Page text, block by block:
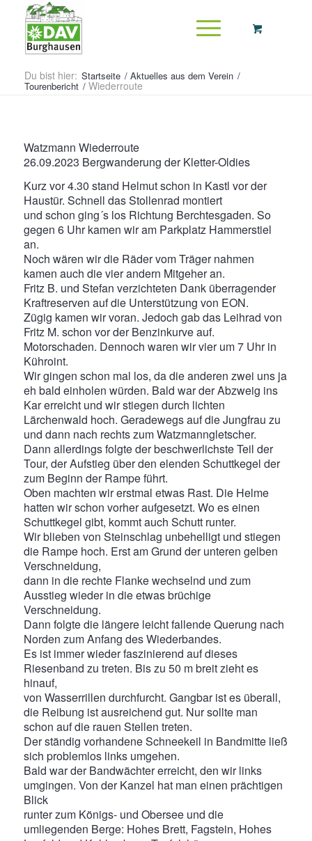
Du bist hier: Startseite / Aktuelles aus dem Verein /
Tourenbericht / Wiederroute
Watzmann Wiederroute
26.09.2023 Bergwanderung der Kletter-Oldies
Kurz vor 4.30 stand Helmut schon in Kastl vor der
Haustür. Schnell das Stollenrad montiert
und schon ging´s los Richtung Berchtesgaden. So
gegen 6 Uhr kamen wir am Parkplatz Hammerstiel
an.
Noch wären wir die Räder vom Träger nahmen
kamen auch die vier andern Mitgeher an.
Fritz B. und Stefan verzichteten Dank überragender
Kraftreserven auf die Unterstützung von EON.
Zügig kamen wir voran. Jedoch gab das Leihrad von
Fritz M. schon vor der Benzinkurve auf.
Motorschaden. Dennoch waren wir vier um 7 Uhr in
Kühroint.
Wir gingen schon mal los, da die anderen zwei uns ja
eh bald einholen würden. Bald war der Abzweig ins
Kar erreicht und wir stiegen durch lichten
Lärchenwald hoch. Geradewegs auf die Jungfrau zu
und dann nach rechts zum Watzmanngletscher.
Dann allerdings folgte der beschwerlichste Teil der
Tour, der Aufstieg über den elenden Schuttkegel der
zum Beginn der Rampe führt.
Oben machten wir erstmal etwas Rast. Die Helme
hatten wir schon vorher aufgesetzt. Wo es einen
Schuttkegel gibt, kommt auch Schutt runter.
Wir blieben von Steinschlag unbehelligt und stiegen
die Rampe hoch. Erst am Grund der unteren gelben
Verschneidung,
dann in die rechte Flanke wechselnd und zum
Ausstieg wieder in die etwas brüchige
Verschneidung.
Dann folgte die längere leicht fallende Querung nach
Norden zum Anfang des Wiederbandes.
Es ist immer wieder faszinierend auf dieses
Riesenband zu treten. Bis zu 50 m breit zieht es
hinauf,
von Wasserrillen durchfurcht. Gangbar ist es überall,
die Reibung ist ausreichend gut. Nur sollte man
schon auf die rauen Stellen treten.
Der ständig vorhandene Schneekeil in Bandmitte ließ
sich problemlos links umgehen.
Bald war der Bandwächter erreicht, den wir links
umgingen. Von der Kanzel hat man einen prächtigen
Blick
runter zum Königs- und Obersee und die
umliegenden Berge: Hohes Brett, Fagstein, Hohes